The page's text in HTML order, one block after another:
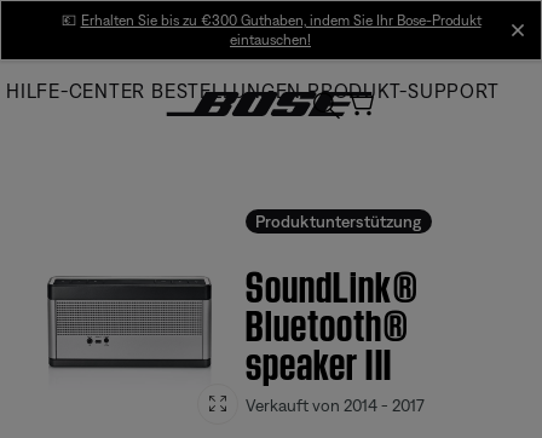
Main
💶 Erhalten Sie bis zu €300 Guthaben, indem Sie Ihr Bose-Produkt
eintauschen!
HILFE-CENTER BESTELLUNGEN PRODUKT-SUPPORT
Produktunterstützung
SoundLink®
Bluetooth®
speaker III
Verkauft von 2014 - 2017